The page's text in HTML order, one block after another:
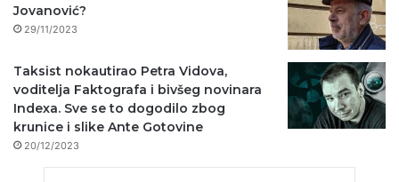
Jovanović?
29/11/2023
Taksist nokautirao Petra Vidova,
voditelja Faktografa i bivšeg novinara
Indexa. Sve se to dogodilo zbog
krunice i slike Ante Gotovine
20/12/2023